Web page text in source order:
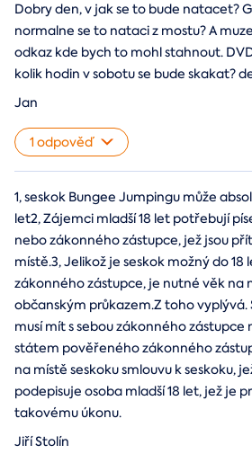
Dobry den, v jak se to bude natacet?
normalne se to nataci z mostu? A
odkaz kde bych to mohl stahnout.
kolik hodin v sobotu se bude skakat?
Jan
1 odpověď
1, seskok Bungee Jumpingu může
let2, Zájemci mladší 18 let potřebují
nebo zákonného zástupce, jež jsou
místě.3, Jelikož je seskok možný do 18
zákonného zástupce, je nutné věk na
občanským průkazem.Z toho vyplývá.
musí mít s sebou zákonného zástupce
státem pověřeného zákonného
na místě seskoku smlouvu k seskoku,
podepisuje osoba mladší 18 let, jež je
takovému úkonu.
Jiří Stolín